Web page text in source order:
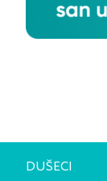
Do 40 cm
Presvlake
100
DUŠECI